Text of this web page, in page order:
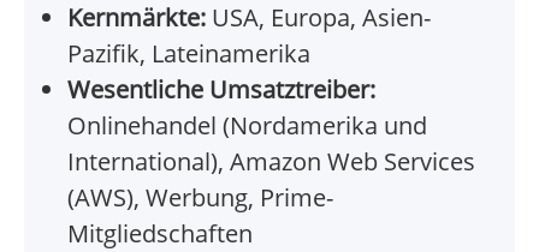
Kernmärkte: USA, Europa, Asien-
Pazifik, Lateinamerika
Wesentliche Umsatztreiber:
Onlinehandel (Nordamerika und
International), Amazon Web Services
(AWS), Werbung, Prime-
Mitgliedschaften